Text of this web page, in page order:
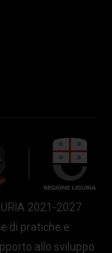
2021-2027
di pratiche e
allo sviluppo